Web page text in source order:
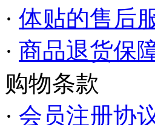
· 体贴的售后
· 商品退货保
购物条款
· 会员注册协